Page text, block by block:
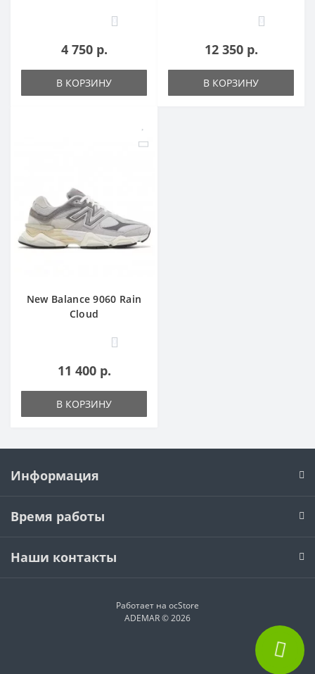
0
4 750 р.
В КОРЗИНУ
0
12 350 р.
В КОРЗИНУ
New Balance 9060 Rain
Cloud
0
11 400 р.
В КОРЗИНУ
Информация
Время работы
Наши контакты
Работает на ocStore
ADEMAR © 2026